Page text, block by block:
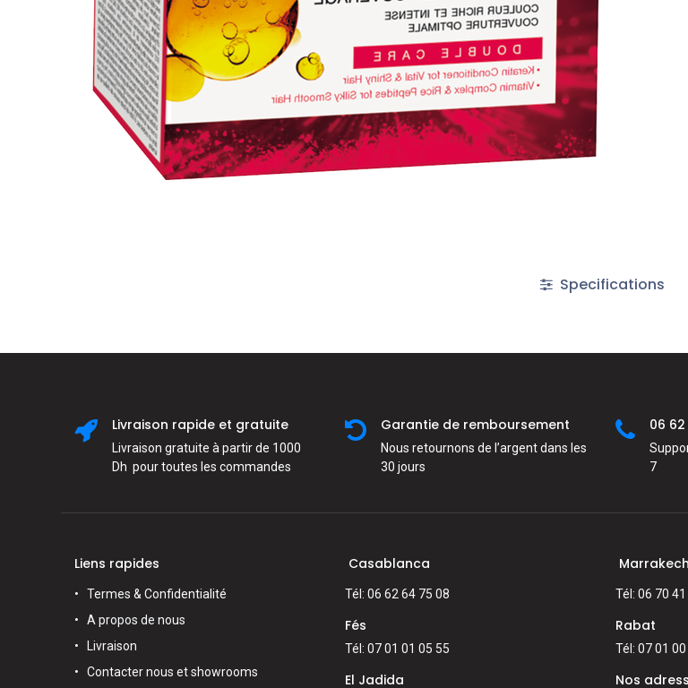
Specifications
Livraison rapide et gratuite
Livraison gratuite à partir de 1000
Dh pour toutes les commandes
Garantie de remboursement
Nous retournons de l’argent dans les
30 jours
06
7
Liens rapides
Termes & Confidentialité
A propos de nous
Livraison
Contacter nous et showrooms
Casablanca
Tél: 06 62 64 75 08
Fés
Tél: 07 01 01 05 55
El Jadida
Marrakech
Tél: 06 70 41
Rabat
Tél: 07 01
Nos